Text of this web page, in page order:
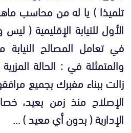
تلميذا ) يا له من محاسب
الأول للنيابة الإقليمية (
في تعامل المصالح
والمتمثلة في: الحالة
زالت ببناء مفبرك بجميع
الإصلاح منذ زمن بعيد،
الإدارية ( بدون أي معيد ) …